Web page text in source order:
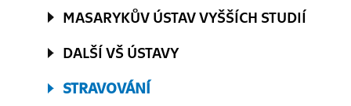
MASARYKŮV ÚSTAV VYŠŠÍCH STUDIÍ
DALŠÍ VŠ ÚSTAVY
STRAVOVÁNÍ